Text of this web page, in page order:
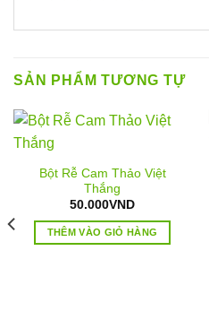
SẢN PHẨM TƯƠNG TỰ
Bột Rễ Cam Thảo Việt
Thắng
50.000VND
THÊM VÀO GIỎ HÀNG